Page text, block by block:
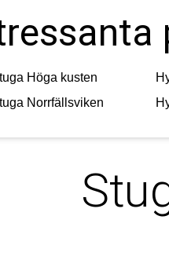
Höga kusten
Norrfällsviken